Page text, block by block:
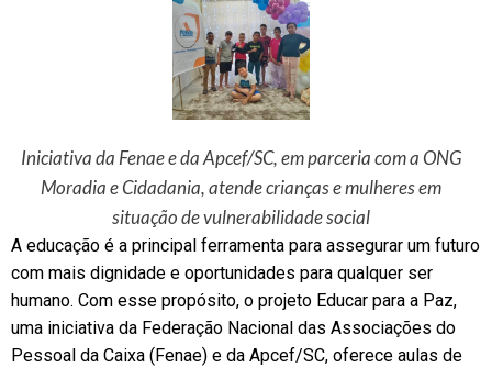
Iniciativa da Fenae e da Apcef/SC, em parceria com a ONG
Moradia e Cidadania, atende crianças e mulheres em
situação de vulnerabilidade social
A educação é a principal ferramenta para assegurar um futuro
com mais dignidade e oportunidades para qualquer ser
humano. Com esse propósito, o projeto Educar para a Paz,
uma iniciativa da Federação Nacional das Associações do
Pessoal da Caixa (Fenae) e da Apcef/SC, oferece aulas de